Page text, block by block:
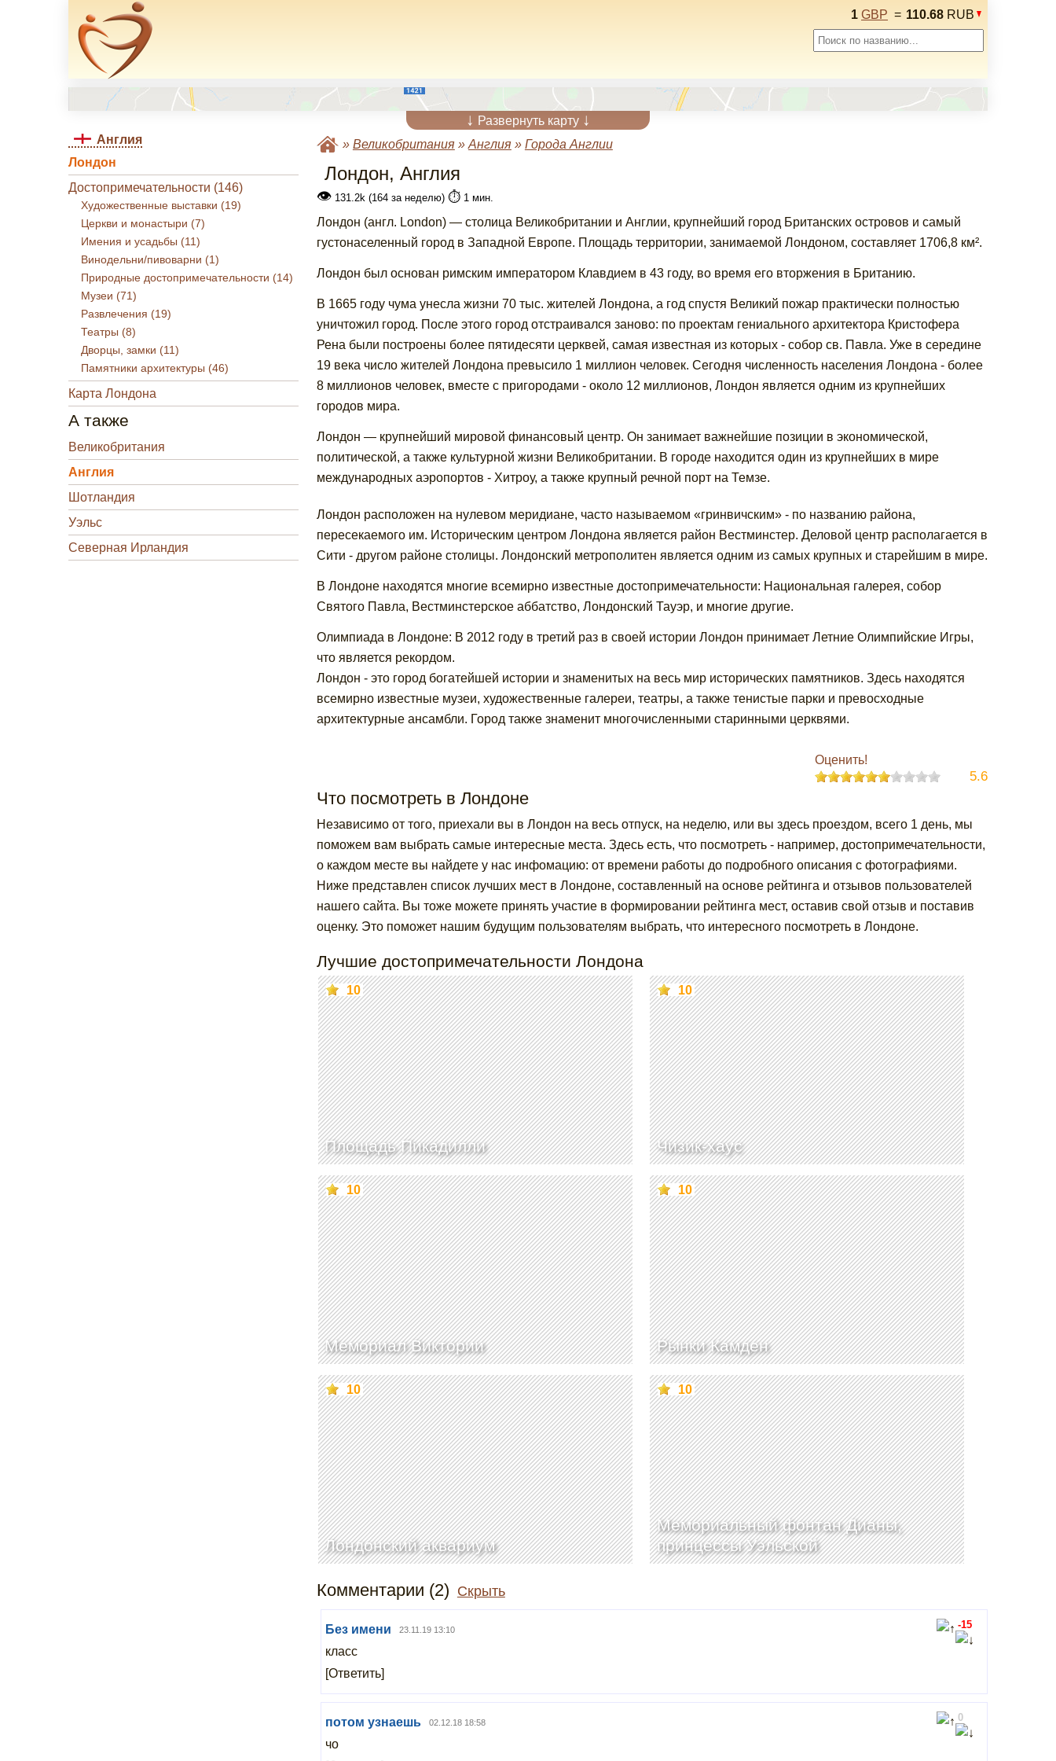
1 GBP = 110.68 RUB
↓ Развернуть карту ↓
Англия
Лондон
Достопримечательности (146)
Художественные выставки (19)
Церкви и монастыри (7)
Имения и усадьбы (11)
Винодельни/пивоварни (1)
Природные достопримечательности (14)
Музеи (71)
Развлечения (19)
Театры (8)
Дворцы, замки (11)
Памятники архитектуры (46)
Карта Лондона
А также
Великобритания
Англия
Шотландия
Уэльс
Северная Ирландия
» Великобритания» Англия» Города Англии
Лондон, Англия
👁131.2k (164 за неделю) ⏱️1 мин.
Лондон (англ. London) — столица Великобритании и Англии, крупнейший город Британских островов и самый
густонаселенный город в Западной Европе. Площадь территории, занимаемой Лондоном, составляет 1706,8 км².
Лондон был основан римским императором Клавдием в 43 году, во время его вторжения в Британию.
В 1665 году чума унесла жизни 70 тыс. жителей Лондона, а год спустя Великий пожар практически полностью
уничтожил город. После этого город отстраивался заново: по проектам гениального архитектора Кристофера
Рена были построены более пятидесяти церквей, самая известная из которых - собор св. Павла. Уже в середине
19 века число жителей Лондона превысило 1 миллион человек. Сегодня численность населения Лондона - более
8 миллионов человек, вместе с пригородами - около 12 миллионов, Лондон является одним из крупнейших
городов мира.
Лондон — крупнейший мировой финансовый центр. Он занимает важнейшие позиции в экономической,
политической, а также культурной жизни Великобритании. В городе находится один из крупнейших в мире
международных аэропортов - Хитроу, а также крупный речной порт на Темзе.
Лондон расположен на нулевом меридиане, часто называемом «гринвичским» - по названию района,
пересекаемого им. Историческим центром Лондона является район Вестминстер. Деловой центр располагается в
Сити - другом районе столицы. Лондонский метрополитен является одним из самых крупных и старейшим в мире.
В Лондоне находятся многие всемирно известные достопримечательности: Национальная галерея, собор
Святого Павла, Вестминстерское аббатство, Лондонский Тауэр, и многие другие.
Олимпиада в Лондоне: В 2012 году в третий раз в своей истории Лондон принимает Летние Олимпийские Игры,
что является рекордом.
Лондон - это город богатейшей истории и знаменитых на весь мир исторических памятников. Здесь находятся
всемирно известные музеи, художественные галереи, театры, а также тенистые парки и превосходные
архитектурные ансамбли. Город также знаменит многочисленными старинными церквями.
Оценить!
5.6
Что посмотреть в Лондоне
Независимо от того, приехали вы в Лондон на весь отпуск, на неделю, или вы здесь проездом, всего 1 день, мы
поможем вам выбрать самые интересные места. Здесь есть, что посмотреть - например, достопримечательности,
о каждом месте вы найдете у нас инфомацию: от времени работы до подробного описания с фотографиями.
Ниже представлен список лучших мест в Лондоне, составленный на основе рейтинга и отзывов пользователей
нашего сайта. Вы тоже можете принять участие в формировании рейтинга мест, оставив свой отзыв и поставив
оценку. Это поможет нашим будущим пользователям выбрать, что интересного посмотреть в Лондоне.
Лучшие достопримечательности Лондона
Площадь Пикадилли
10
Чизик-хаус
10
Мемориал Виктории
10
Рынки Камден
10
Лондонский аквариум
10
Мемориальный фонтан Дианы,
принцессы Уэльской
10
Комментарии (2) Скрыть
Без имени 23.11.19 13:10
класс
[Ответить]
-15
потом узнаешь 02.12.18 18:58
чо
0